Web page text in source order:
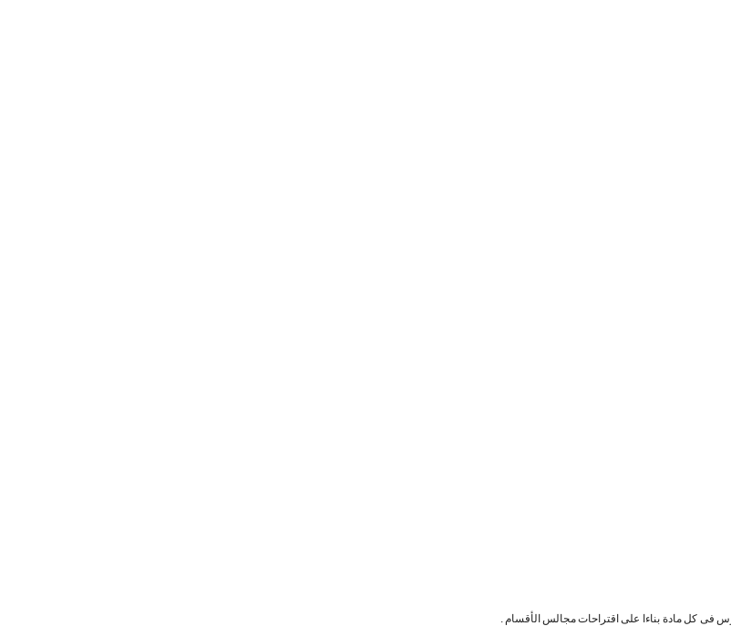
فى كل مادة بناءا على اقتراحات مجالس الأقسام .